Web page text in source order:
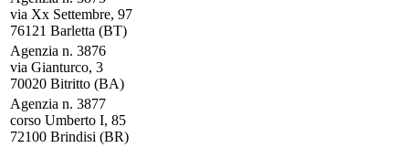
via Xx Settembre, 97
76121 Barletta (BT)
Agenzia n. 3876
via Gianturco, 3
70020 Bitritto (BA)
Agenzia n. 3877
corso Umberto I, 85
72100 Brindisi (BR)